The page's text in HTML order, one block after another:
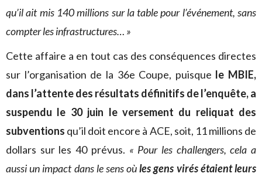
qu’il ait mis 140 millions sur la table pour l’événement, sans
compter les infrastructures… »
Cette affaire a en tout cas des conséquences directes
sur l’organisation de la 36e Coupe, puisque le MBIE,
dans l’attente des résultats définitifs de l’enquête, a
suspendu le 30 juin le versement du reliquat des
subventions qu’il doit encore à ACE, soit, 11 millions de
dollars sur les 40 prévus. « Pour les challengers, cela a
aussi un impact dans le sens oùles gens virés étaient leurs